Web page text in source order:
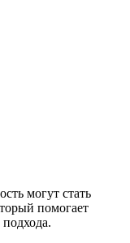
могут стать
помогает